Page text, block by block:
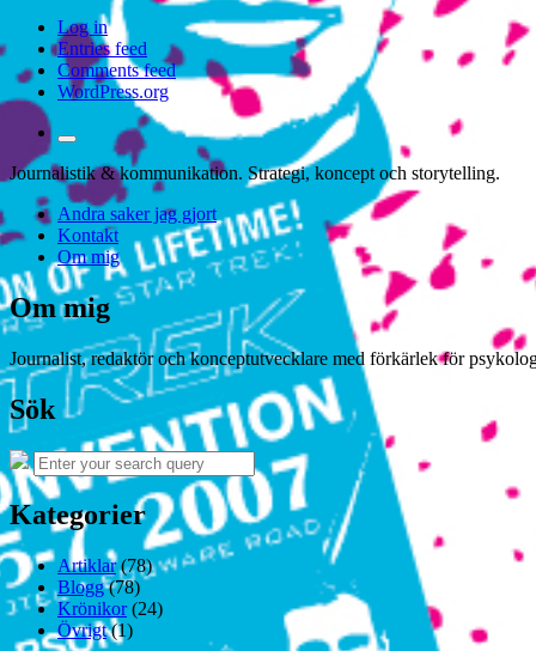
Log in
Entries feed
Comments feed
WordPress.org
Toggle
the
search
field
Journalistik & kommunikation. Strategi, koncept och storytelling.
Andra saker jag gjort
Kontakt
Om mig
Om mig
Journalist, redaktör och konceptutvecklare med förkärlek för
Sök
Search
for:
Search
Kategorier
Artiklar(78)
Blogg(78)
Krönikor(24)
Övrigt(1)